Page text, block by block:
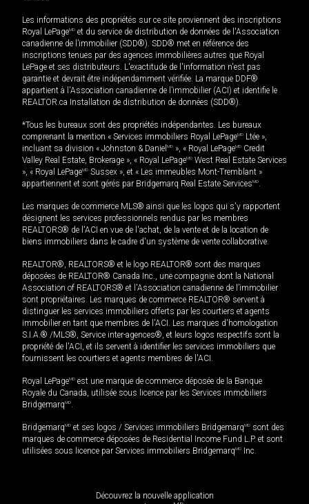
Les informations des propriétés sur ce site proviennent des inscriptions
Royal LePageMD et du service de distribution de données de l'Association
canadienne de l’immobilier (SDD®). SDD® met en référence des
inscriptions tenues par des agences immobilières autres que Royal
LePage et ses distributeurs. L'exactitude de l'information n'est pas
garantie et devrait être indépendamment vérifiée. La marque DDF®
appartient à l'Association canadienne de l’immobilier (ACI) et identifie le
REALTOR.ca Installation de distribution de données (SDD®).
*Tous les bureaux sont des propriétés indépendantes. Les bureaux
comprenant la mention « Services immobiliers Royal LePageMD Ltée »,
incluant sa division « Johnston & Daniel MD », « Royal LePageMD Credit
Valley Real Estate, Brokerage », « Royal LePageMD West Real Estate Services
», « Royal LePageMD Sussex », et « Les immeubles Mont-Tremblant »
appartiennent et sont gérés par Bridgemarq Real Estate ServicesMD.
Les marques de commerce MLS® ainsi que les logos qui s'y rapportent
désignent les services professionnels rendus par les membres
REALTORS® de l'ACI en vue de l'achat, de la vente et de la location de
biens immobiliers dans le cadre d'un système de vente collaborative.
REALTOR®, REALTORS® et le logo REALTOR® sont des marques
déposées de REALTOR® Canada Inc., une compagnie dont la National
Association of REALTORS® et l'Association canadienne de l’immobilier
sont propriétaires. Les marques de commerce REALTOR® servent à
distinguer les services immobiliers offerts par les courtiers et agents
immobilier en tant que membres de l'ACI. Les marques d'homologation
S.I.A.® /MLS®, Service inter-agences®, et leurs logos respectifs sont la
propriété de l'ACI, et ils servent à identifier les services immobiliers que
fournissent les courtiers et agents membres de l'ACI.
Royal LePageMD est une marque de commerce déposée de la Banque
Royale du Canada, utilisée sous licence par les Services immobiliers
BridgemarqMD.
BridgemarqMD et ses logos / Services immobiliers BridgemarqMD sont des
marques de commerce déposées de Residential Income Fund L.P. et sont
utilisées sous licence par Services immobiliers BridgemarqMD Inc.
Découvrez la nouvelle application